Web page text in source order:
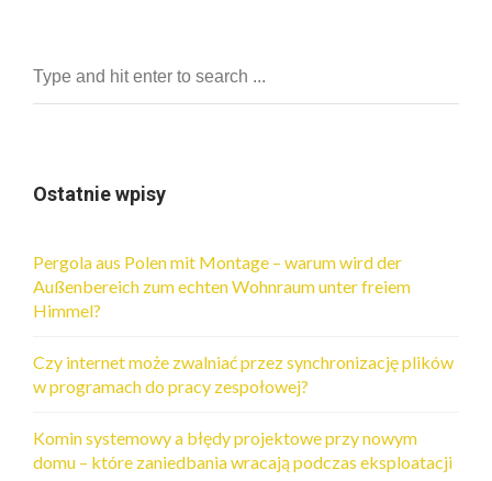
Ostatnie wpisy
Pergola aus Polen mit Montage – warum wird der
Außenbereich zum echten Wohnraum unter freiem
Himmel?
Czy internet może zwalniać przez synchronizację plików
w programach do pracy zespołowej?
Komin systemowy a błędy projektowe przy nowym
domu – które zaniedbania wracają podczas eksploatacji